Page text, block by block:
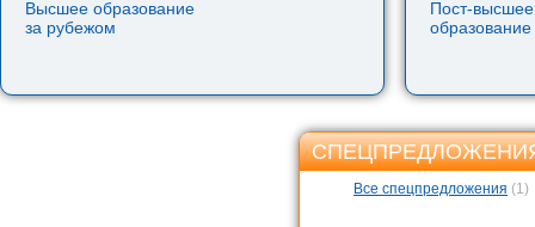
Высшее образование
за рубежом
Пост-высшее
Все спецпредложения (1)